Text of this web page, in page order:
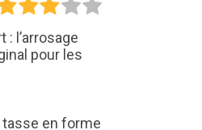
: l’arrosage
pour les